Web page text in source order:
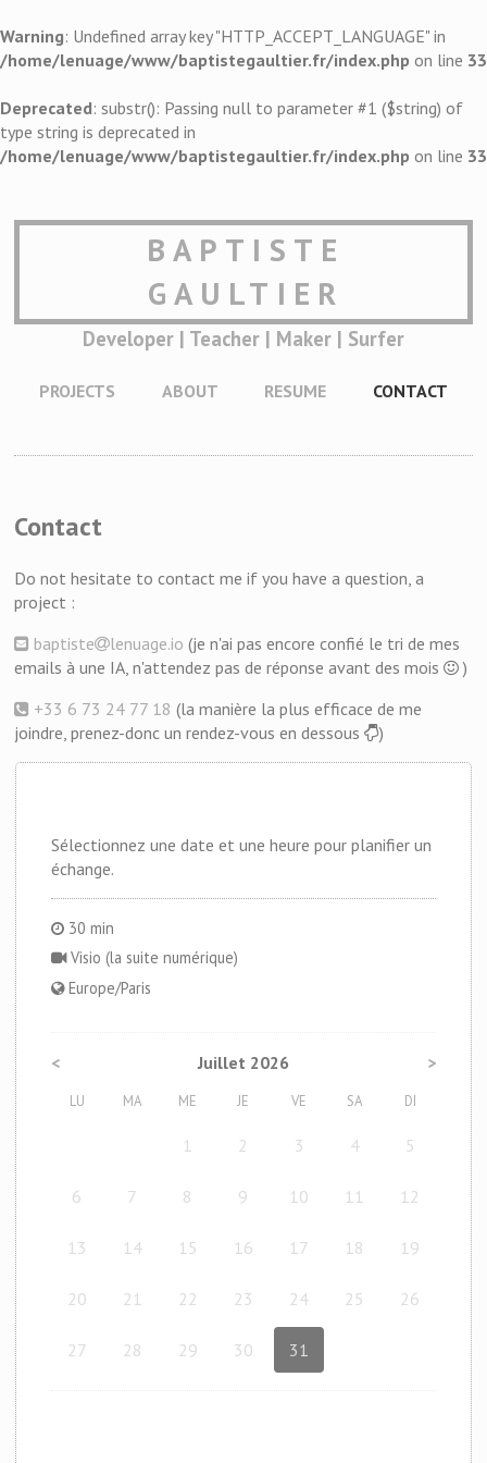
Warning: Undefined array key "HTTP_ACCEPT_LANGUAGE" in
/home/lenuage/www/baptistegaultier.fr/index.php on line 33
Deprecated: substr(): Passing null to parameter #1 ($string) of
type string is deprecated in
/home/lenuage/www/baptistegaultier.fr/index.php on line 33
BAPTISTE
GAULTIER
Developer | Teacher | Maker | Surfer
PROJECTS ABOUT RESUME CONTACT
Contact
Do not hesitate to contact me if you have a question, a
project :
baptiste
lenuage.io (je n'ai pas encore confié le tri de mes
emails à une IA, n'attendez pas de réponse avant des mois
)
+33 6 73 24 77 18 (la manière la plus efficace de me
joindre, prenez-donc un rendez-vous en dessous
)
Sélectionnez une date et une heure pour planifier un
échange.
30 min
Visio (la suite numérique)
Europe/Paris
< Juillet 2026 >
LU MA ME JE VE SA DI
1 2 3 4 5
6 7 8 9 10 11 12
13 14 15 16 17 18 19
20 21 22 23 24 25 26
27 28 29 30 31